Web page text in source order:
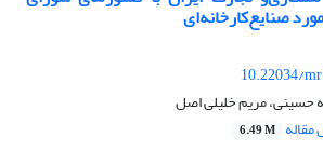
صنایع‌کارخانه‌ای
10.22034/
حسینی، مریم خلیلی اصل
6.49 M